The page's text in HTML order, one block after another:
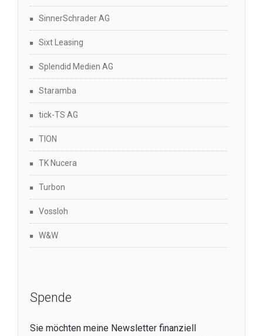
SinnerSchrader AG
Sixt Leasing
Splendid Medien AG
Staramba
tick-TS AG
TION
TK Nucera
Turbon
Vossloh
W&W
Spende
Sie möchten meine Newsletter finanziell